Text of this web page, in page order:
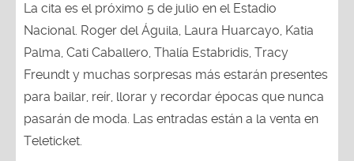
La cita es el próximo 5 de julio en el Estadio
Nacional. Roger del Águila, Laura Huarcayo, Katia
Palma, Cati Caballero, Thalía Estabridis, Tracy
Freundt y muchas sorpresas más estarán presentes
para bailar, reír, llorar y recordar épocas que nunca
pasarán de moda. Las entradas están a la venta en
Teleticket.